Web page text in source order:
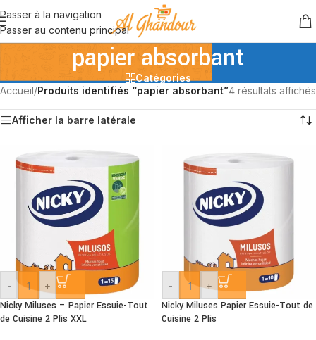
Passer à la navigation
Passer au contenu principal
papier absorbant
Catégories
Accueil/Produits identifiés “papier absorbant”4 résultats affichés
Afficher la barre latérale
- +
Nicky Miluses – Papier Essuie-Tout
de Cuisine 2 Plis XXL
- +
Nicky Miluses Papier Essuie-Tout de
Cuisine 2 Plis